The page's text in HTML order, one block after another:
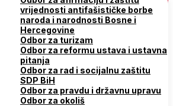
vrijednosti antifašističke borbe
naroda i narodnosti Bosne i
Hercegovine
Odbor za turizam
Odbor za reformu ustava i ustavna
pitanja
Odbor za rad i socijalnu zaštitu
SDP BiH
Odbor za pravdu i državnu upravu
Odbor za okoliš